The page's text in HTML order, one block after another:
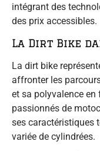
intégrant des
des prix accessibles.
La Dirt Bike
La dirt bike
affronter les
et sa polyvalence
passionnés de
ses caractéristiques
variée de cylindrées.